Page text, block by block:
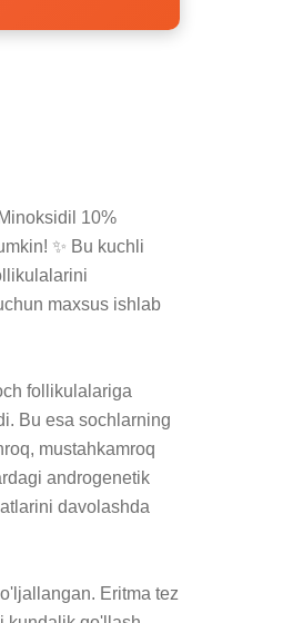
10%
✨ Bu kuchli
maxsus ishlab
follikulalariga
Bu esa sochlarning
mustahkamroq
androgenetik
davolashda
Eritma tez